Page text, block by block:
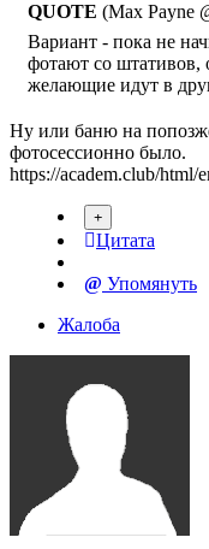
QUOTE (Max Payne
Вариант - пока не
фотают со штативов,
желающие идут в
Ну или баню на
фотосессионно было.
https://academ.club/
Цитата
Упомянуть
Жалоба